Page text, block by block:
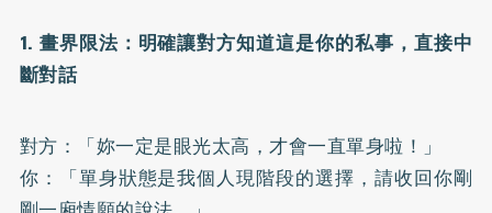
1. 畫界限法：明確讓對方知道這是你的私事，直接中
斷對話
對方：「妳一定是眼光太高，才會一直單身啦！」
你：「單身狀態是我個人現階段的選擇，請收回你剛